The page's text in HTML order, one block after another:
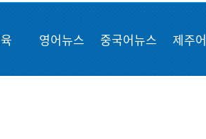
now
회원정보 수정
영어뉴스 중국어뉴스 제주